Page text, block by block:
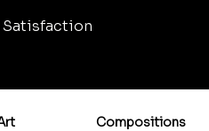
Satisfaction
Compositions